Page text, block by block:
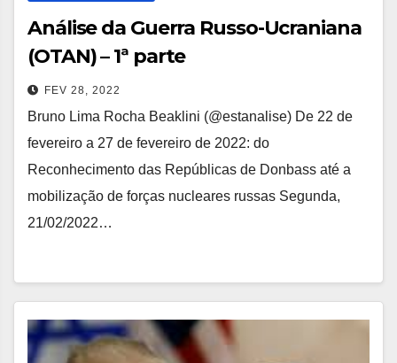
Análise da Guerra Russo-Ucraniana
(OTAN) – 1ª parte
FEV 28, 2022
Bruno Lima Rocha Beaklini (@estanalise) De 22 de
fevereiro a 27 de fevereiro de 2022: do
Reconhecimento das Repúblicas de Donbass até a
mobilização de forças nucleares russas Segunda,
21/02/2022…